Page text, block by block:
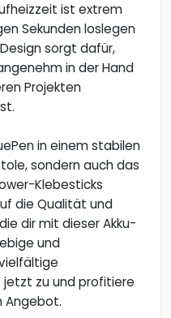
ist extrem
Sekunden loslegen
sorgt dafür,
in der Hand
Projekten
in einem stabilen
sondern auch das
Klebesticks
die Qualität und
dir mit dieser Akku-
und
zu und profitiere
Angebot.